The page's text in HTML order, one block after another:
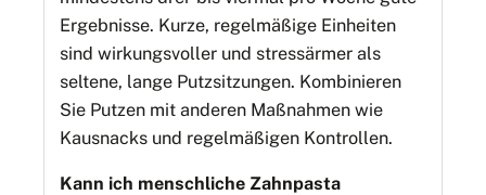
Ergebnisse. Kurze, regelmäßige Einheiten
sind wirkungsvoller und stressärmer als
seltene, lange Putzsitzungen. Kombinieren
Sie Putzen mit anderen Maßnahmen wie
Kausnacks und regelmäßigen Kontrollen.
Kann ich menschliche Zahnpasta